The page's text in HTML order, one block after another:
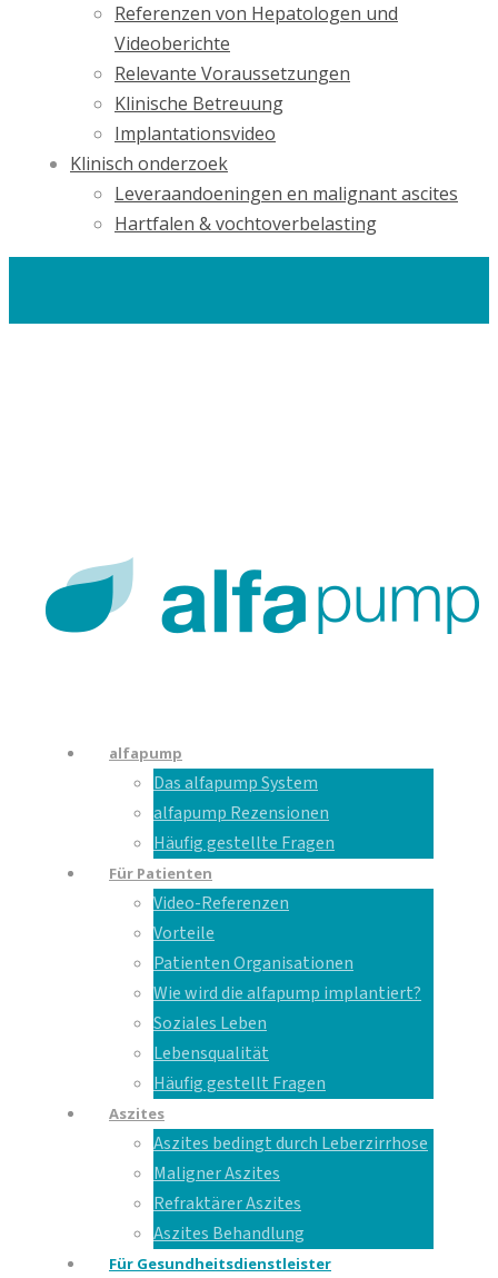
Referenzen von Hepatologen und
Videoberichte
Relevante Voraussetzungen
Klinische Betreuung
Implantationsvideo
Klinisch onderzoek
Leveraandoeningen en malignant ascites
Hartfalen & vochtoverbelasting
alfapump
Das alfapump System
alfapump Rezensionen
Häufig gestellte Fragen
Für Patienten
Video-Referenzen
Vorteile
Patienten Organisationen
Wie wird die alfapump implantiert?
Soziales Leben
Lebensqualität
Häufig gestellt Fragen
Aszites
Aszites bedingt durch Leberzirrhose
Maligner Aszites
Refraktärer Aszites
Aszites Behandlung
Für Gesundheitsdienstleister